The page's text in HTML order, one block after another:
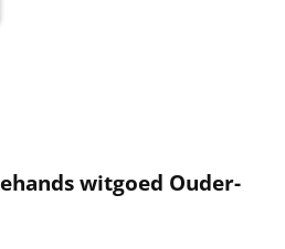
witgoed Ouder-